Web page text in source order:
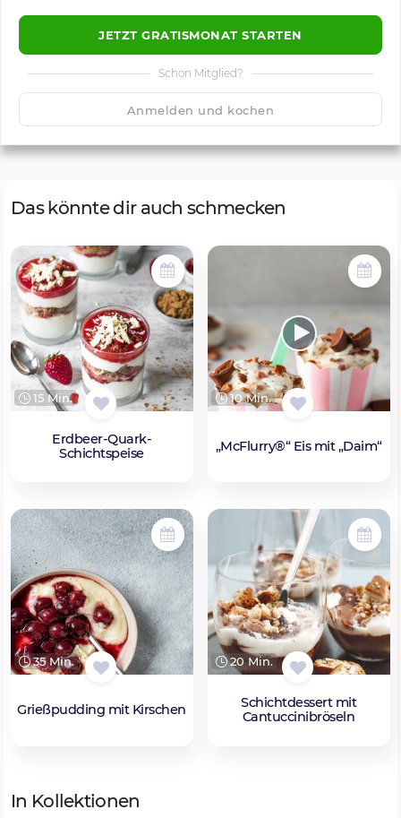
JETZT GRATISMONAT STARTEN
Schon Mitglied?
Anmelden und kochen
🙂 Speichern
Das könnte dir auch schmecken
15 Min.
Erdbeer-Quark-
Schichtspeise
10 Min.
„McFlurry®“ Eis mit „Daim“
35 Min.
Grießpudding mit Kirschen
20 Min.
Schichtdessert mit
Cantuccinibröseln
In Kollektionen